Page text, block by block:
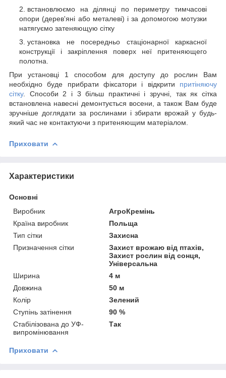
встановлюємо на ділянці по периметру тимчасові
опори (дерев'яні або металеві) і за допомогою мотузки
натягуємо затеняющую сітку
установка не посередньо стаціонарної каркасної
конструкції і закріплення поверх неї притеняющего
полотна.
При установці 1 способом для доступу до рослин Вам
необхідно буде прибрати фіксатори і відкрити притіняючу
сітку. Способи 2 і 3 більш практичні і зручні, так як сітка
встановлена навесні демонтується восени, а також Вам буде
зручніше доглядати за рослинами і збирати врожай у будь-
який час не контактуючи з притеняющим матеріалом.
Приховати
Характеристики
Основні
Виробник
АгроКремінь
Країна виробник
Польща
Тип сітки
Захисна
Призначення сітки
Захист врожаю від птахів,
Захист рослин від сонця,
Універсальна
Ширина
4 м
Довжина
50 м
Колір
Зелений
Ступінь затінення
90 %
Стабілізована до УФ-
випромінювання
Так
Приховати